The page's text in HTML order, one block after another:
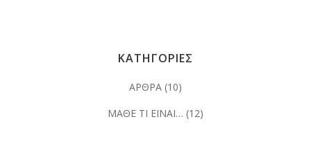
ΚΑΤΗΓΟΡΙΕΣ
ΑΡΘΡΑ (10)
ΜΑΘΕ ΤΙ ΕΙΝΑΙ… (12)